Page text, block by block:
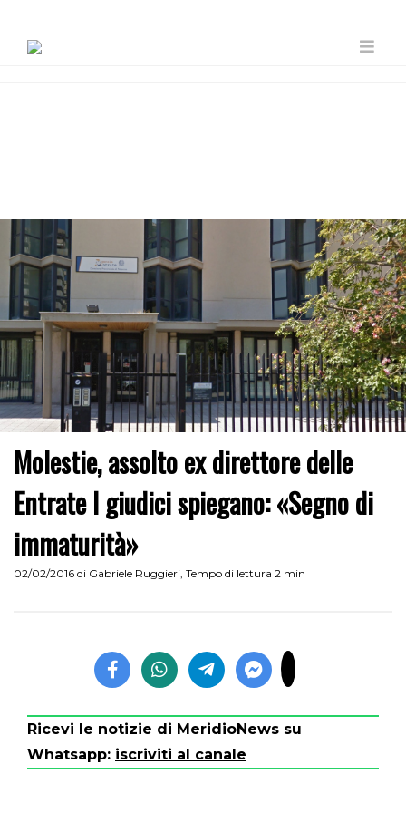
Molestie, assolto ex direttore delle
Entrate I giudici spiegano: «Segno di
immaturità»
02/02/2016 di Gabriele Ruggieri, Tempo di lettura 2 min
Ricevi le notizie di MeridioNews su
Whatsapp: iscriviti al canale